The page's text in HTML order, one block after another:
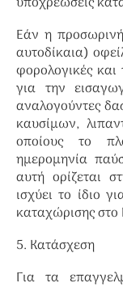
Εάν η
αυτοδίκαια)
φορολογικές
για την
αναλογούντες
καυσίμων,
οποίους το
ημερομηνία
αυτή ορίζεται
ισχύει το ίδιο
καταχώρισης
5. Κατάσχεση
Για τα